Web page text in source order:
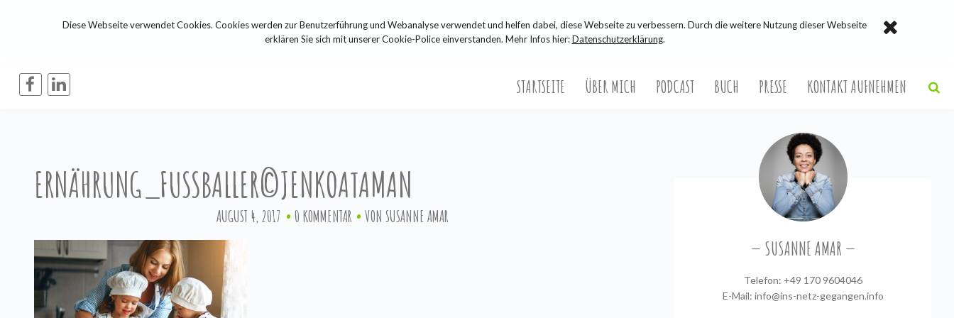
STARTSEITE ÜBER MICH PODCAST BUCH PRESSE KONTAKT AUFNEHMEN
ERNÄHRUNG_FUSSBALLER©JENKOATAMAN
AUGUST 4, 2017 0 KOMMENTAR VONSUSANNE AMAR
SUSANNE AMAR
Telefon: +49 170 9604046
E-Mail: info@ins-netz-gegangen.info
Diese Webseite verwendet Cookies. Cookies werden zur Benutzerführung und Webanalyse verwendet und helfen dabei, diese Webseite zu verbessern. Durch die weitere Nutzung dieser Webseite
erklären Sie sich mit unserer Cookie-Police einverstanden. Mehr Infos hier:Datenschutzerklärung.